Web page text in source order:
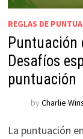
REGLAS DE
Puntuación
Desafíos
puntuación
by Charlie
La puntuación